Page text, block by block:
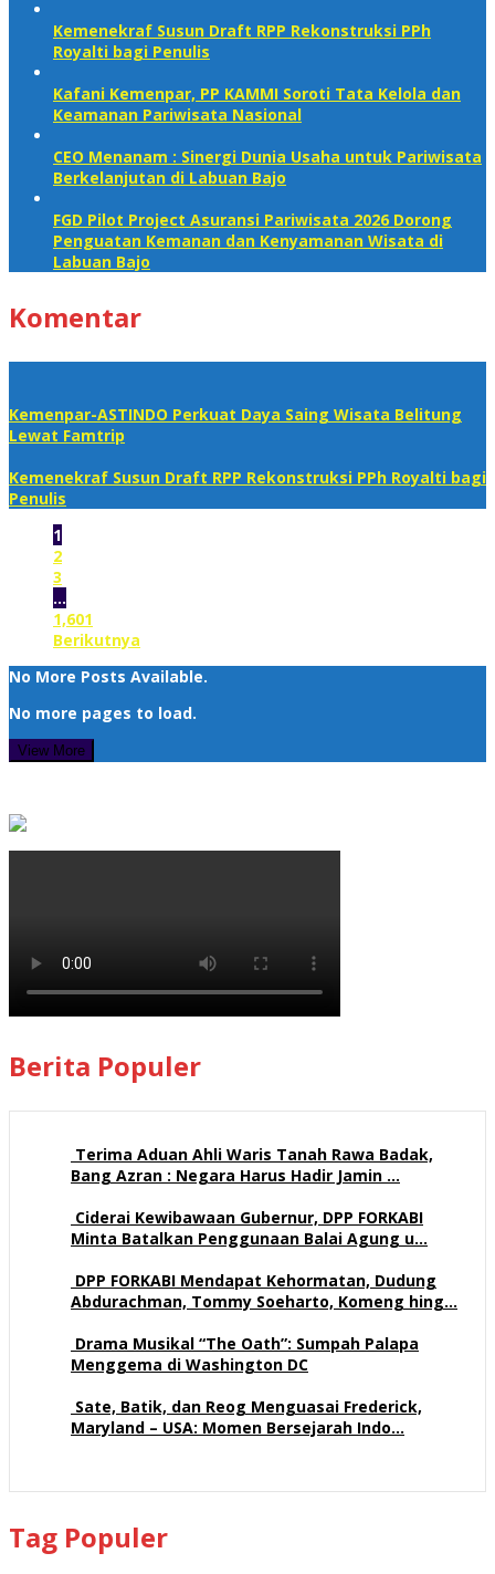
Kemenekraf Susun Draft RPP Rekonstruksi PPh
Royalti bagi Penulis
Kafani Kemenpar, PP KAMMI Soroti Tata Kelola dan
Keamanan Pariwisata Nasional‎
CEO Menanam : Sinergi Dunia Usaha untuk Pariwisata
Berkelanjutan di Labuan Bajo
FGD Pilot Project Asuransi Pariwisata 2026 Dorong
Penguatan Kemanan dan Kenyamanan Wisata di
Labuan Bajo
Komentar
Kemenpar-ASTINDO Perkuat Daya Saing Wisata Belitung
Lewat Famtrip
Kemenekraf Susun Draft RPP Rekonstruksi PPh Royalti bagi
Penulis
1
2
3
…
1,601
Berikutnya
No More Posts Available.
No more pages to load.
View More
Berita Populer
Terima Aduan Ahli Waris Tanah Rawa Badak,
Bang Azran : Negara Harus Hadir Jamin …
Ciderai Kewibawaan Gubernur, DPP FORKABI
Minta Batalkan Penggunaan Balai Agung u…
DPP FORKABI Mendapat Kehormatan, Dudung
Abdurachman, Tommy Soeharto, Komeng hing…
Drama Musikal “The Oath”: Sumpah Palapa
Menggema di Washington DC
Sate, Batik, dan Reog Menguasai Frederick,
Maryland – USA: Momen Bersejarah Indo…
Tag Populer